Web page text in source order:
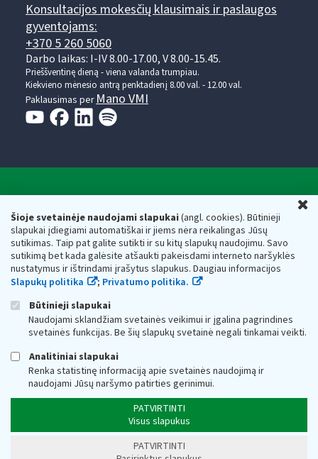
Šioje svetainėje naudojami slapukai(angl. cookies). Būtinieji
slapukai įdiegiami automatiškai ir jiems nėra reikalingas Jūsų
sutikimas. Taip pat galite sutikti ir su kitų slapukų naudojimu. Savo
sutikimą bet kada galėsite atšaukti pakeisdami interneto naršyklės
nustatymus ir ištrindami įrašytus slapukus. Daugiau informacijos
Slapukų politika
; Privatumo politika.
Būtinieji slapukai
Naudojami sklandžiam svetainės veikimui ir įgalina pagrindines
svetainės funkcijas. Be šių slapukų svetainė negali tinkamai veikti.
Analitiniai slapukai
Renka statistinę informaciją apie svetainės naudojimą ir
naudojami Jūsų naršymo patirties gerinimui.
PATVIRTINTI
Visus slapukus
PATVIRTINTI
Konsultacijos mokesčių klausimais ir paslaugos
gyventojams:
+370 5 260 5060
Darbo laikas: I-IV 8.00-17.00, V 8.00-15.45.
Prieššventinę dieną - viena valanda trumpiau.
Kiekvieno mėnesio antrą penktadienį 8.00 val. - 12.00 val.
Paklausimas perMano VMI
Valstybinė mokesčių inspekcija prie Lietuvos
Respublikos finansų ministerijos
Biudžetinė įstaiga. Juridinio asmens kodas — 188659752,
adresas: Vasario 16-osios g. 14, 01107 Vilnius, Lietuva, el.paštas:
vmi@vmi.lt , E. pristatymo dėžutės adresas 188659752
Duomenys apie Valstybinę mokesčių inspekciją prie Lietuvos
Respublikos finansų ministerijos kaupiami ir saugomi Juridinių